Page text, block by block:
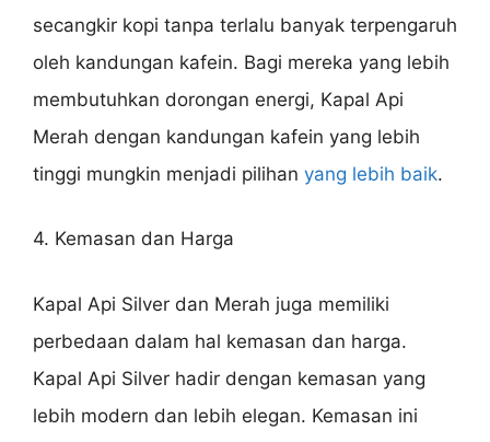
secangkir kopi tanpa terlalu banyak terpengaruh
oleh kandungan kafein. Bagi mereka yang lebih
membutuhkan dorongan energi, Kapal Api
Merah dengan kandungan kafein yang lebih
tinggi mungkin menjadi pilihan yang lebih baik.
4. Kemasan dan Harga
Kapal Api Silver dan Merah juga memiliki
perbedaan dalam hal kemasan dan harga.
Kapal Api Silver hadir dengan kemasan yang
lebih modern dan lebih elegan. Kemasan ini